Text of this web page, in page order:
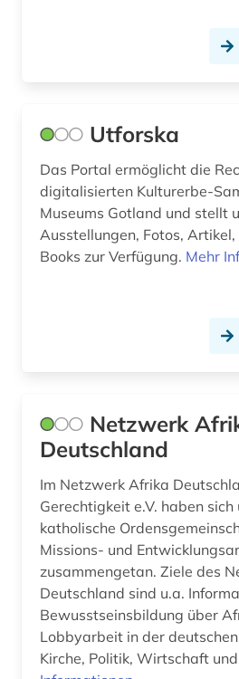
astronomie (4)
astrophysik (1)
asyl (1)
asylbewerber (1)
audio recordings (1)
audioführung (1)
audiovisuelle medien (2)
audiovisuelles material (4)
audiovisuelles medium (1)
aufbereitung (1)
aufenthaltsrecht (1)
aufführung (3)
Tuerkei (4)
USA (29)
Ukraine (7)
Utforska
Das Portal ermöglicht die
digitalisierten Kulturerbe-
Museums Gotland und stellt
Ausstellungen, Fotos, Artikel,
Books zur Verfügung. Mehr
Netzwerk
Deutschland
Im Netzwerk Afrika
Gerechtigkeit e.V. haben sich
katholische
Missions- und
zusammengetan. Ziele des
Deutschland sind u.a.
Bewusstseinsbildung über
Lobbyarbeit in der
Kirche, Politik, Wirtschaft